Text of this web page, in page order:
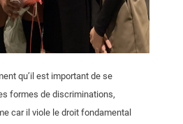
qu’il est important de se
formes de discriminations,
car il viole le droit fondamental